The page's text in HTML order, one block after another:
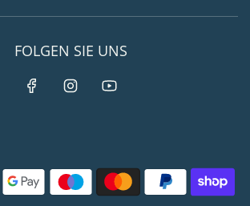
FOLGEN SIE UNS